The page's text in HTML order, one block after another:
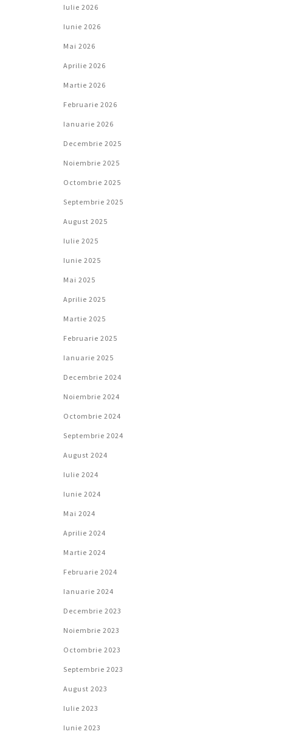
Iulie 2026
Iunie 2026
Mai 2026
Aprilie 2026
Martie 2026
Februarie 2026
Ianuarie 2026
Decembrie 2025
Noiembrie 2025
Octombrie 2025
Septembrie 2025
August 2025
Iulie 2025
Iunie 2025
Mai 2025
Aprilie 2025
Martie 2025
Februarie 2025
Ianuarie 2025
Decembrie 2024
Noiembrie 2024
Octombrie 2024
Septembrie 2024
August 2024
Iulie 2024
Iunie 2024
Mai 2024
Aprilie 2024
Martie 2024
Februarie 2024
Ianuarie 2024
Decembrie 2023
Noiembrie 2023
Octombrie 2023
Septembrie 2023
August 2023
Iulie 2023
Iunie 2023